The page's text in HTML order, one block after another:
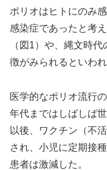
ポリオはヒトにのみ
感染症であったと考
（図1）や、縄文時
徴がみられるといわれ
医学的なポリオ流行
年代まではしばしば
以後、ワクチン（不
され、小児に定期接
患者は激減した。